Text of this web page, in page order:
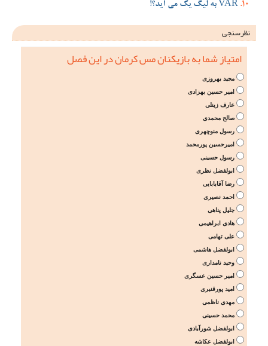
VAR به لیگ یک می آید؟!
نظرسنجی
امتیاز شما به بازیکنان مس کرمان در این فصل
مجید بهروزی
امیر حسین بهزادی
عارف زینلی
صالح محمدی
رسول منوچهری
امیرحسین پورمحمد
رسول حسینی
ابولفضل نظری
رضا آقابابایی
احمد نصیری
جلیل پناهی
هادی ابراهیمی
علی تهامی
ابولفضل هاشمی
وحید نامداری
امیر حسین عسگری
امید پورقنبری
مهدی ناظمی
محمد حسینی
ابولفضل شورآبادی
ابولفضل عکاشه